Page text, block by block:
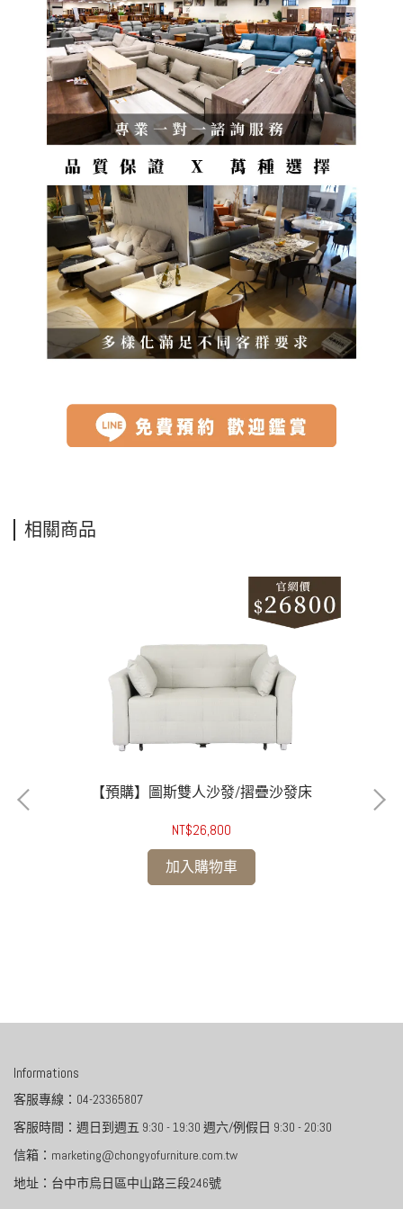
相關商品
【預購】圖斯雙人沙發/摺疊沙發床
NT$26,800
加入購物車
Informations
客服專線：04-23365807
客服時間：週日到週五 9:30 - 19:30 週六/例假日 9:30 - 20:30
信箱：marketing@chongyofurniture.com.tw
地址：台中市烏日區中山路三段246號